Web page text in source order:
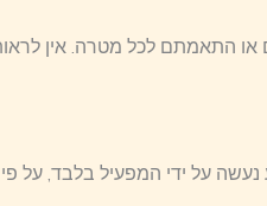
או התאמתם לכל מטרה. אין
על ידי המפעיל בלבד, על